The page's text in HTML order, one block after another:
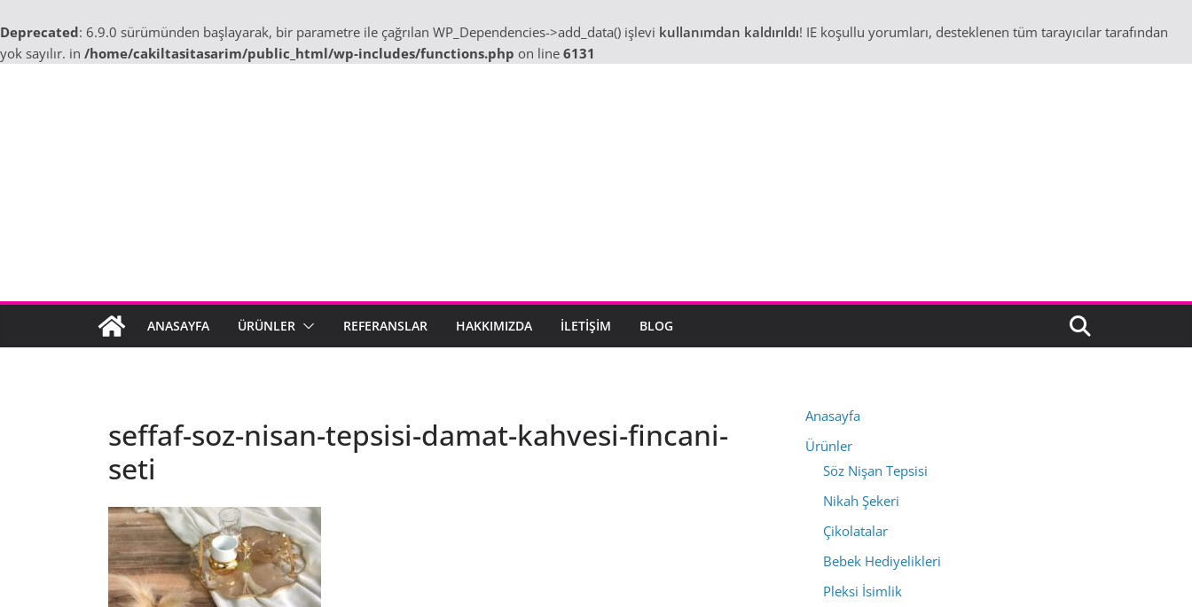
Deprecated: 6.9.0 sürümünden başlayarak, bir parametre ile çağrılan WP_Dependencies->add_data() işlevi kullanımdan kaldırıldı! IE koşullu yorumları, desteklenen tüm tarayıcılar tarafından
yok sayılır. in /home/cakiltasitasarim/public_html/wp-includes/functions.php on line 6131
ANASAYFA ÜRÜNLER REFERANSLAR HAKKIMIZDA İLETIŞIM BLOG
seffaf-soz-nisan-tepsisi-damat-kahvesi-fincani-
seti
Anasayfa
Ürünler
Söz Nişan Tepsisi
Nikah Şekeri
Çikolatalar
Bebek Hediyelikleri
Pleksi İsimlik